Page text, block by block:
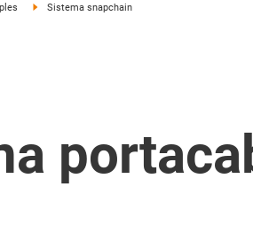
Sistema snapchain